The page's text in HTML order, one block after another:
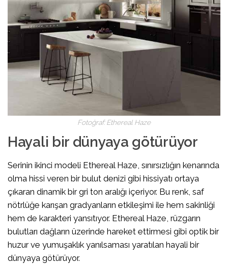
Fotoğraf: Ethereal Haze
Hayali bir dünyaya götürüyor
Serinin ikinci modeli Ethereal Haze, sınırsızlığın kenarında
olma hissi veren bir bulut denizi gibi hissiyatı ortaya
çıkaran dinamik bir gri ton aralığı içeriyor. Bu renk, saf
nötrlüğe karışan gradyanların etkileşimi ile hem sakinliği
hem de karakteri yansıtıyor. Ethereal Haze, rüzgarın
bulutları dağların üzerinde hareket ettirmesi gibi optik bir
huzur ve yumuşaklık yanılsaması yaratılan hayali bir
dünyaya götürüyor.